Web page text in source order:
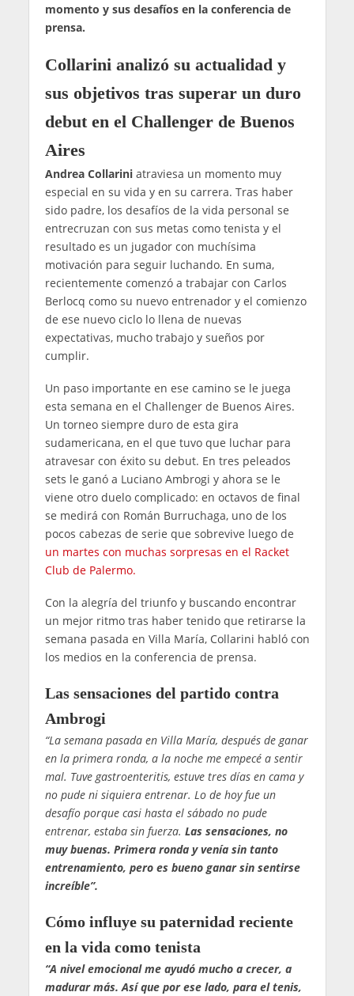
momento y sus desafíos en la conferencia de
prensa.
Collarini analizó su actualidad y
sus objetivos tras superar un duro
debut en el Challenger de Buenos
Aires
Andrea Collariniatraviesa un momento muy
especial en su vida y en su carrera. Tras haber
sido padre, los desafíos de la vida personal se
entrecruzan con sus metas como tenista y el
resultado es un jugador con muchísima
motivación para seguir luchando. En suma,
recientemente comenzó a trabajar con Carlos
Berlocq como su nuevo entrenador y el comienzo
de ese nuevo ciclo lo llena de nuevas
expectativas, mucho trabajo y sueños por
cumplir.
Un paso importante en ese camino se le juega
esta semana en el Challenger de Buenos Aires.
Un torneo siempre duro de esta gira
sudamericana, en el que tuvo que luchar para
atravesar con éxito su debut. En tres peleados
sets le ganó a Luciano Ambrogi y ahora se le
viene otro duelo complicado: en octavos de final
se medirá con Román Burruchaga, uno de los
pocos cabezas de serie que sobrevive luego de
un martes con muchas sorpresas en el Racket
Club de Palermo.
Con la alegría del triunfo y buscando encontrar
un mejor ritmo tras haber tenido que retirarse la
semana pasada en Villa María, Collarini habló con
los medios en la conferencia de prensa.
Las sensaciones del partido contra
Ambrogi
“La semana pasada en Villa María, después de ganar
en la primera ronda, a la noche me empecé a sentir
mal. Tuve gastroenteritis, estuve tres días en cama y
no pude ni siquiera entrenar. Lo de hoy fue un
desafío porque casi hasta el sábado no pude
entrenar, estaba sin fuerza. Las sensaciones, no
muy buenas. Primera ronda y venía sin tanto
entrenamiento, pero es bueno ganar sin sentirse
increíble”.
Cómo influye su paternidad reciente
en la vida como tenista
“A nivel emocional me ayudó mucho a crecer, a
madurar más. Así que por ese lado, para el tenis,